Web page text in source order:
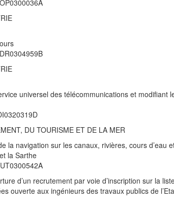
universel des télécommunications et modifiant
DU TOURISME ET DE LA MER
la navigation sur les canaux, rivières, cours d’eau
la Sarthe
d’un recrutement par voie d’inscription sur la
ouverte aux ingénieurs des travaux publics de